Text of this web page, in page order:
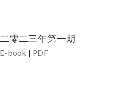
二零二三年第一期
E-book | PDF